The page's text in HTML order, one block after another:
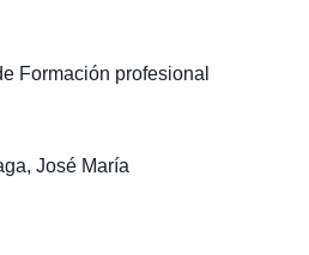
Formación profesional
José María